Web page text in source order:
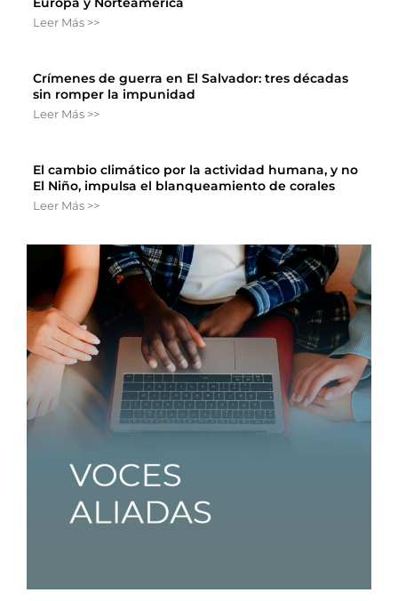
Leer Más >>
Crímenes de guerra en El Salvador: tres décadas
sin romper la impunidad
Leer Más >>
El cambio climático por la actividad humana, y no
El Niño, impulsa el blanqueamiento de corales
Leer Más >>